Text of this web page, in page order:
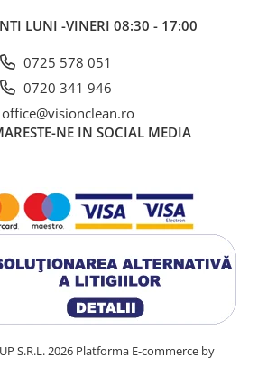
Sense
LUNI -VINERI 08:30 - 17:00
0725 578 051
0720 341 946
office@visionclean.ro
NE IN SOCIAL MEDIA
S.R.L. 2026 Platforma E-commerce by